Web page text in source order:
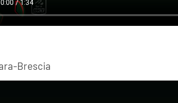
Brescia